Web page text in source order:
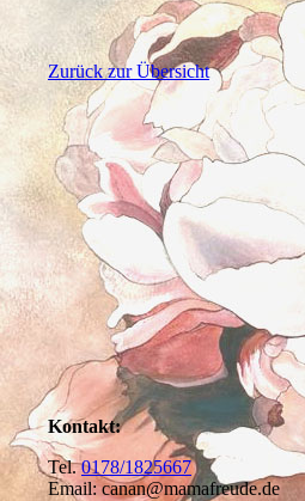
Zurück zur Übersicht
Kontakt:
Tel.0178/1825667
Email: canan@mamafreude.de